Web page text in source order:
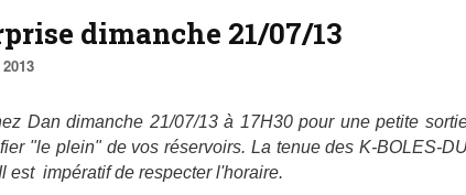
dimanche 21/07/13
Dan dimanche 21/07/13 à 17H30 pour une petite
"le plein" de vos réservoirs. La tenue des K-BOLES-
est impératif de respecter l'horaire.